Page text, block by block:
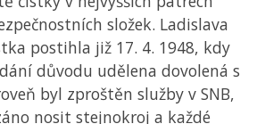
složek. Ladislava
postihla již 17. 4. 1948, kdy
důvodu udělena dovolená s
byl zproštěn služby v SNB,
nosit stejnokroj a každé